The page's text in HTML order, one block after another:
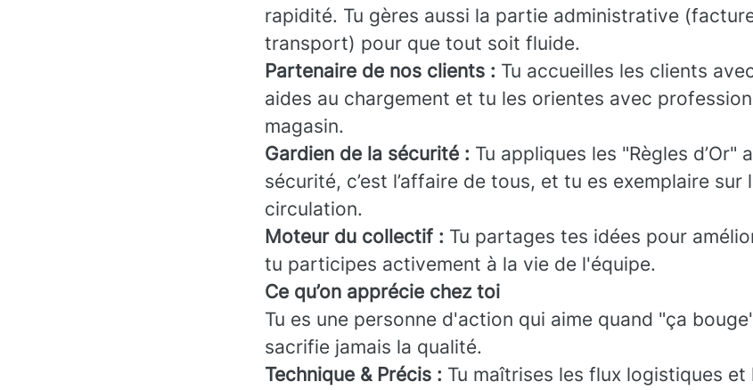
rapidité. Tu gères aussi la partie administrative
transport) pour que tout soit fluide.
Partenaire de nos clients : Tu accueilles les clients
aides au chargement et tu les orientes avec
magasin.
Gardien de la sécurité : Tu appliques les "Règles d’Or"
sécurité, c’est l’affaire de tous, et tu es exemplaire
circulation.
Moteur du collectif : Tu partages tes idées pour
tu participes activement à la vie de l'équipe.
Ce qu’on apprécie chez toi
Tu es une personne d'action qui aime quand "ça
sacrifie jamais la qualité.
Technique & Précis : Tu maîtrises les flux logistiques et